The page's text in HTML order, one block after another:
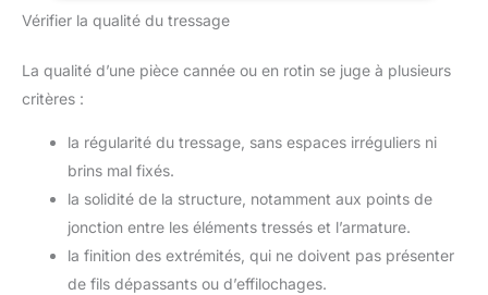
Vérifier la qualité du tressage
La qualité d’une pièce cannée ou en rotin se juge à plusieurs
critères :
la régularité du tressage, sans espaces irréguliers ni
brins mal fixés.
la solidité de la structure, notamment aux points de
jonction entre les éléments tressés et l’armature.
la finition des extrémités, qui ne doivent pas présenter
de fils dépassants ou d’effilochages.